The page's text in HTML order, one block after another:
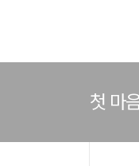
첫 마